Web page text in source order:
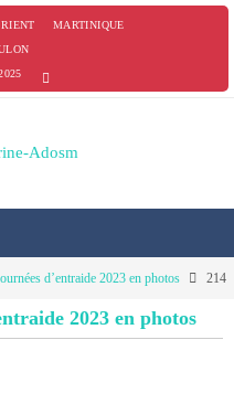
MARTINIQUE
d’entraide 2023 en photos 214
2023 en photos